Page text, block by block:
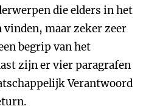
die elders in het
vinden, maar zeker zeer
begrip van het
zijn er vier paragrafen
Verantwoord